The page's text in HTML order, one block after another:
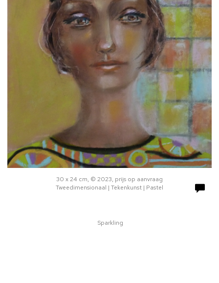
30 x 24 cm, © 2023, prijs op aanvraag
Tweedimensionaal | Tekenkunst | Pastel
Sparkling